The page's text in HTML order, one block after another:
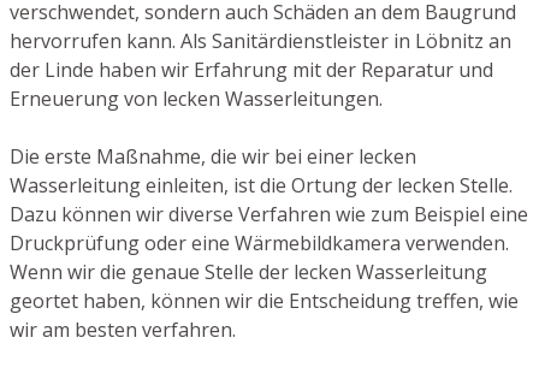
verschwendet, sondern auch Schäden an dem Baugrund
hervorrufen kann. Als Sanitärdienstleister in Löbnitz an
der Linde haben wir Erfahrung mit der Reparatur und
Erneuerung von lecken Wasserleitungen.
Die erste Maßnahme, die wir bei einer lecken
Wasserleitung einleiten, ist die Ortung der lecken Stelle.
Dazu können wir diverse Verfahren wie zum Beispiel eine
Druckprüfung oder eine Wärmebildkamera verwenden.
Wenn wir die genaue Stelle der lecken Wasserleitung
geortet haben, können wir die Entscheidung treffen, wie
wir am besten verfahren.